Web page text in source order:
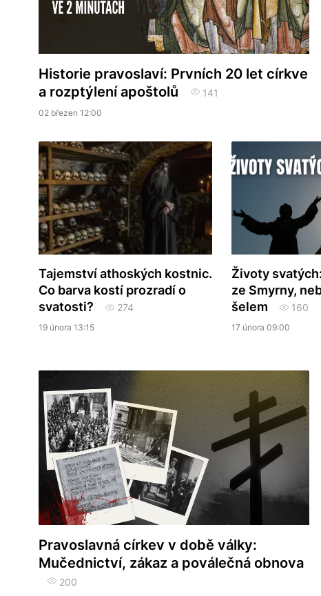
Historie pravoslaví: Prvních 20 let církve
a rozptýlení apoštolů
141
02 březen 12:00
Tajemství athoských kostnic.
Co barva kostí prozradí o
svatosti?
274
19 února 13:15
Životy
ze Smyrny,
šelem
160
17 února 09:00
Pravoslavná církev v době války:
Mučednictví, zákaz a poválečná obnova
200